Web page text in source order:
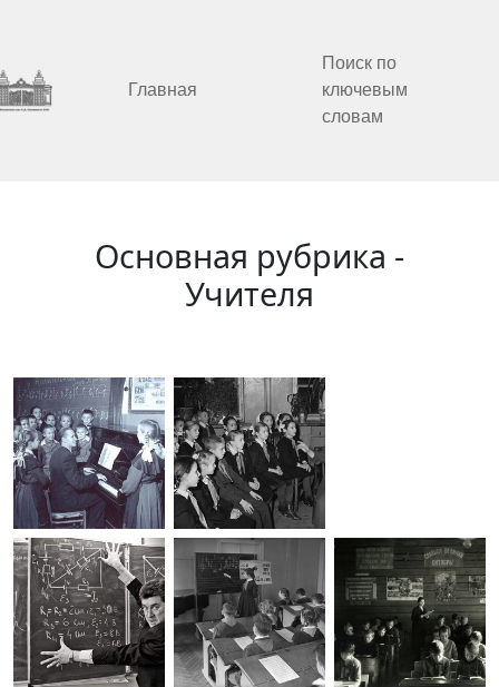
Главная
Поиск по
ключевым
словам
Основная рубрика -
Учителя